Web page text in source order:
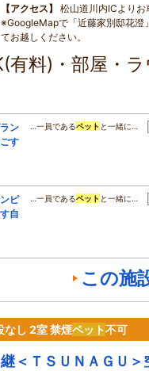
アクセス
松山道川内ICより
※GoogleMapで「近藤家別邸花澄
てお越しください。
有料)・部屋・
ン
す
…一員であるペット と一緒に…
ピ
自
…一員であるペット と一緒に…
この施
なし 2室 禁煙ペット不可
継＜ＴＳＵＮＡＧＵ